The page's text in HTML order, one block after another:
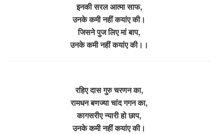
इनकी सरल आत्मा साफ,
उनके कमी नहीं कयांए की।
जिसने पुज लिए मां बाप,
उनके कमी नहीं कयांए की।।
रहिए दास गुरु चरणन का,
रामधन बणज्या चांद गगन का,
कागसरीए न्यारी हो छाप,
उनके कमी नहीं कयांए की।